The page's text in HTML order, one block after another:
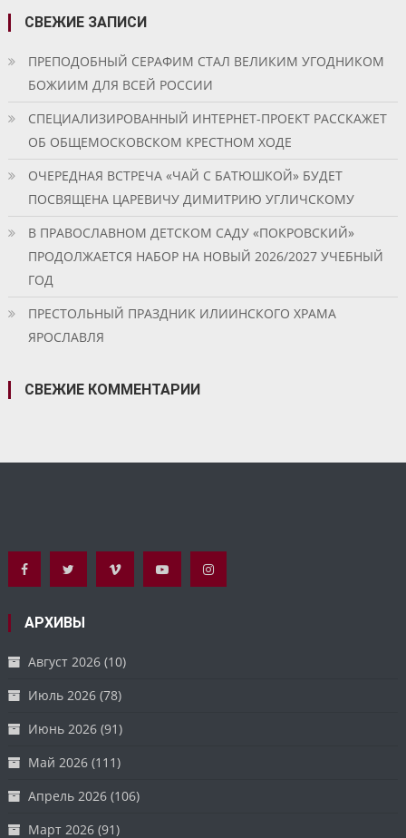
СВЕЖИЕ ЗАПИСИ
ПРЕПОДОБНЫЙ СЕРАФИМ СТАЛ ВЕЛИКИМ УГОДНИКОМ
БОЖИИМ ДЛЯ ВСЕЙ РОССИИ
СПЕЦИАЛИЗИРОВАННЫЙ ИНТЕРНЕТ-ПРОЕКТ РАССКАЖЕТ
ОБ ОБЩЕМОСКОВСКОМ КРЕСТНОМ ХОДЕ
ОЧЕРЕДНАЯ ВСТРЕЧА «ЧАЙ С БАТЮШКОЙ» БУДЕТ
ПОСВЯЩЕНА ЦАРЕВИЧУ ДИМИТРИЮ УГЛИЧСКОМУ
В ПРАВОСЛАВНОМ ДЕТСКОМ САДУ «ПОКРОВСКИЙ»
ПРОДОЛЖАЕТСЯ НАБОР НА НОВЫЙ 2026/2027 УЧЕБНЫЙ
ГОД
ПРЕСТОЛЬНЫЙ ПРАЗДНИК ИЛИИНСКОГО ХРАМА
ЯРОСЛАВЛЯ
СВЕЖИЕ КОММЕНТАРИИ
АРХИВЫ
Август 2026 (10)
Июль 2026 (78)
Июнь 2026 (91)
Май 2026 (111)
Апрель 2026 (106)
Март 2026 (91)